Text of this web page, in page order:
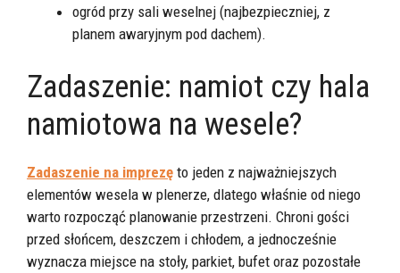
ogród przy sali weselnej (najbezpieczniej, z
planem awaryjnym pod dachem).
Zadaszenie: namiot czy hala
namiotowa na wesele?
Zadaszenie na imprezę to jeden z najważniejszych
elementów wesela w plenerze, dlatego właśnie od niego
warto rozpocząć planowanie przestrzeni. Chroni gości
przed słońcem, deszczem i chłodem, a jednocześnie
wyznacza miejsce na stoły, parkiet, bufet oraz pozostałe